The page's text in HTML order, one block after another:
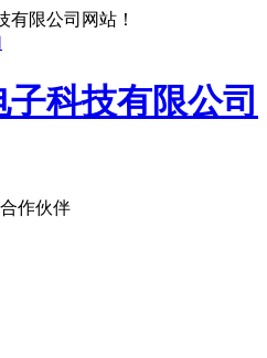
有限公司网站！
作伙伴